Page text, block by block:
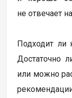
не отвечает
Подходит ли
Достаточно
или можно